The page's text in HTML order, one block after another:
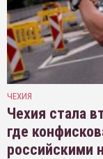
ЧЕХИЯ
Чехия стала
где
российскими